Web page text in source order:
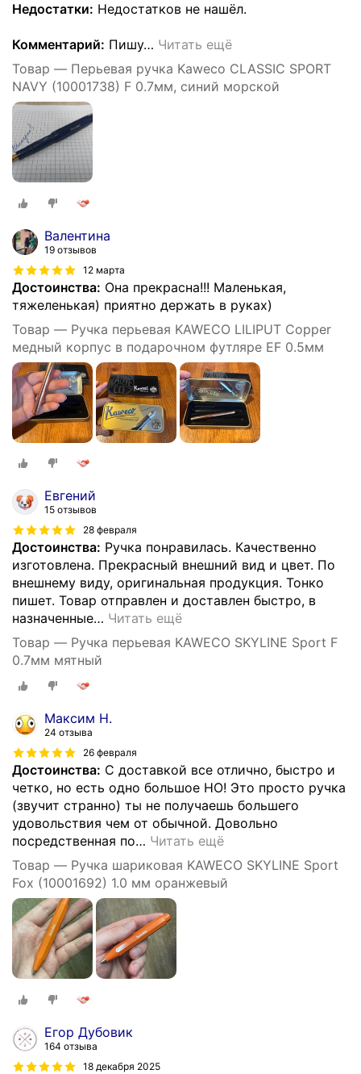
Недостатки: Недостатков не нашёл.
Комментарий: Пишу… Читать ещё
Товар — Перьевая ручка Kaweco CLASSIC SPORT
NAVY (10001738) F 0.7мм, синий морской
Валентина
19 отзывов
12 марта
Достоинства: Она прекрасна!!! Маленькая,
тяжеленькая) приятно держать в руках)
Товар — Ручка перьевая KAWECO LILIPUT Copper
медный корпус в подарочном футляре EF 0.5мм
Евгений
15 отзывов
28 февраля
Достоинства: Ручка понравилась. Качественно
изготовлена. Прекрасный внешний вид и цвет. По
внешнему виду, оригинальная продукция. Тонко
пишет. Товар отправлен и доставлен быстро, в
назначенные… Читать ещё
Товар — Ручка перьевая KAWECO SKYLINE Sport F
0.7мм мятный
Максим Н.
24 отзыва
26 февраля
Достоинства: С доставкой все отлично, быстро и
четко, но есть одно большое НО! Это просто ручка
(звучит странно) ты не получаешь большего
удовольствия чем от обычной. Довольно
посредственная по… Читать ещё
Товар — Ручка шариковая KAWECO SKYLINE Sport
Fox (10001692) 1.0 мм оранжевый
Егор Дубовик
164 отзыва
18 декабря 2025